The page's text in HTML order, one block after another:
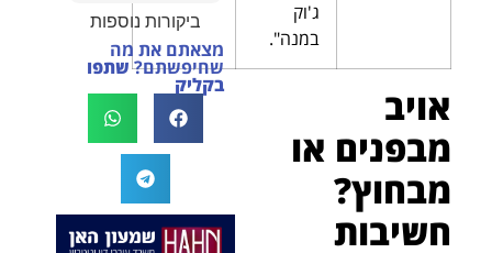
ג'וק
במנה".
אויב
מבפנים או
מבחוץ?
חשיבות
וסירבו לקחת
אותו.לאחר
שסיפרתי בקצרה
המקרה, הוא
החליט לייצג אותי
בלי לחשוב
פעמיים, הקשיב
לי ולקח את התיק
רבה על המילים
החמות ועל
האמון. שמחנו
לעמוד לצידך,
במיוחד בתיק לא
פשוט, ומאחלים
לך המון הצלחה
בהמשך. תמיד
כאן בשבילך.
ביקורות נוספות
מצאתם את מה
שחיפשתם?שתפו
בקליק